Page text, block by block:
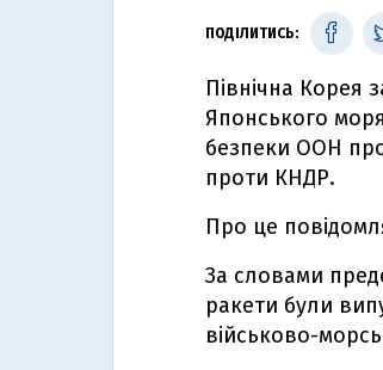
ПОДІЛИТИСЬ:
Північна Корея
Японського
безпеки ООН
проти КНДР.
Про це
За словами
ракети були
військово-